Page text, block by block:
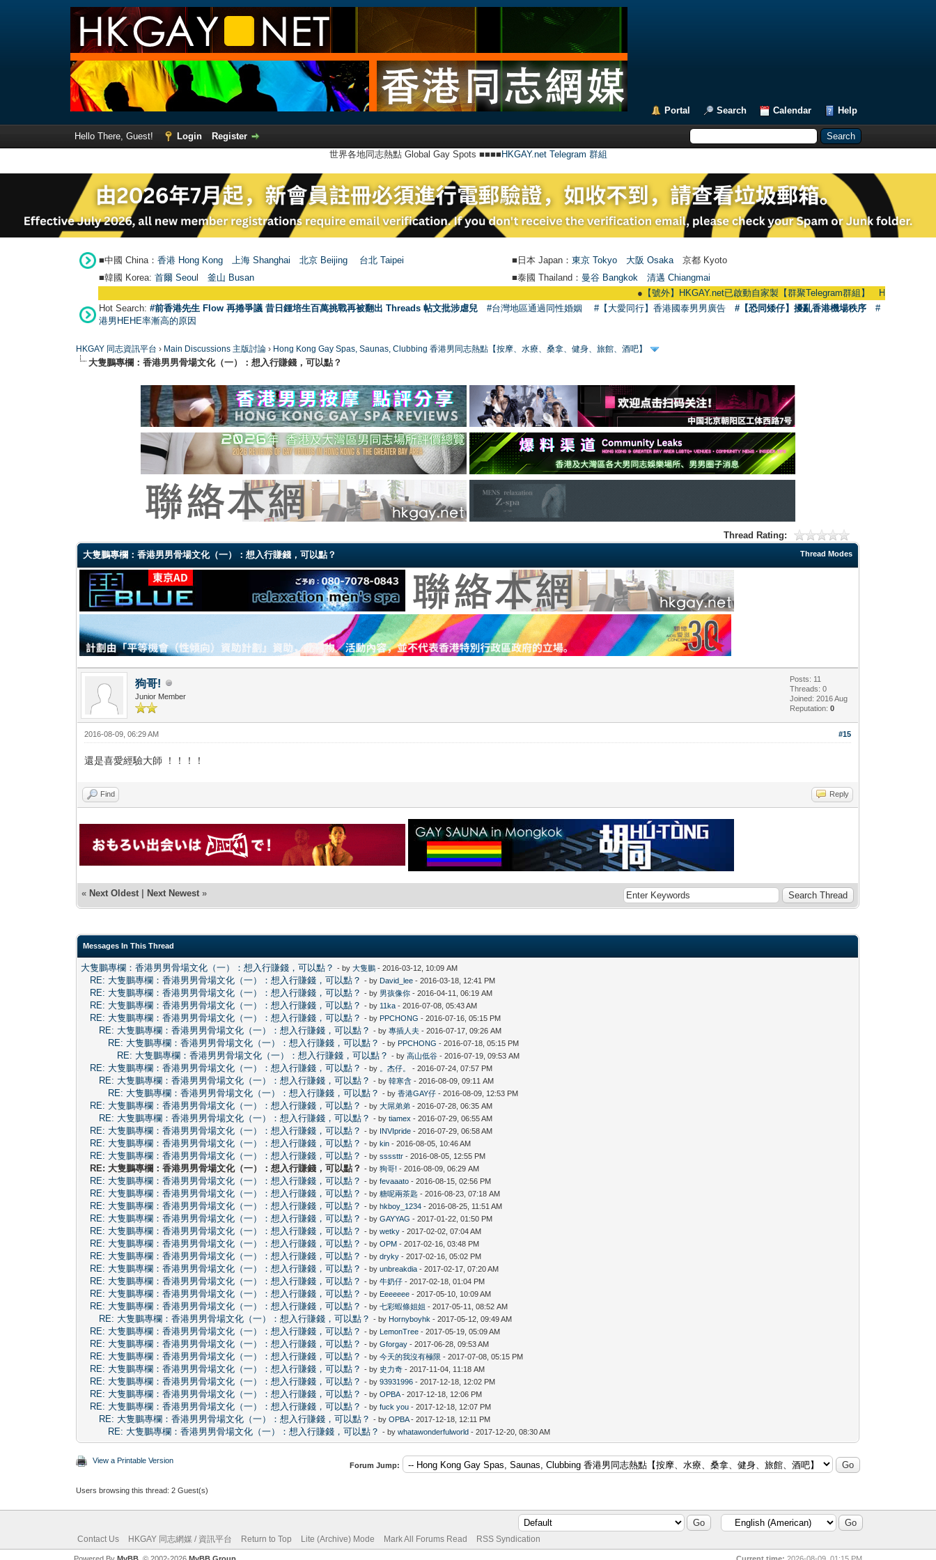
Portal Search Calendar Help
Hello There, Guest! Login
Register
世界各地同志熱點 Global Gay Spots ■■■■ HKGAY.net Telegram 群組
■中國 China： 香港 Hong Kong 上海 Shanghai 北京 Beijing 台北 Taipei ■日本 Japan： 東京 Tokyo 大阪 Osaka 京都 Kyoto
■韓國 Korea: 首爾 Seou 釜山 Busan ■泰國 Thailand： 曼谷 Bangkok
清邁 Chiangmai
【號外】HKGAY.net已啟動自家製【群聚Telegram群組】 HKGAY.net has
Hot Search: #前香港先生 Flow 再捲爭議 昔日鍾培生百萬挑戰再被翻出 Threads 帖文批涉虐兒 #台灣地區通過同性婚姻 #【大愛同行】香港國泰男男廣告 #【恐同矮仔】擾亂香港機場秩序
#
港男HEHE率漸高的原因
HKGAY 同志資訊平台 › Main Discussions 主版討論 › Hong Kong Gay Spas, Saunas, Clubbing 香港男同志熱點【按摩、水療、桑拿、健身、旅館、酒吧】
大隻鵬專欄：香港男男骨場文化（一）：想入行賺錢，可以點？
Thread Rating:
Thread Modes
大隻鵬專欄：香港男男骨場文化（一）：想入行賺錢，可以點？
狗哥!
Junior Member
Posts: 11
Threads: 0
Joined: 2016 Aug
Reputation:0
#15
2016-08-09, 06:29 AM
還是喜愛經驗大師 ！！！！
Find Reply
« Next Oldest | Next Newest »
Messages In This Thread
大隻鵬專欄：香港男男骨場文化（一）：想入行賺錢，可以點？ - by大隻鵬 - 2016-03-12, 10:09 AM
RE: 大隻鵬專欄：香港男男骨場文化（一）：想入行賺錢，可以點？ - by David_lee - 2016-03-18, 12:41 PM
RE: 大隻鵬專欄：香港男男骨場文化（一）：想入行賺錢，可以點？ - by 男孩像你 - 2016-04-11, 06:19 AM
RE: 大隻鵬專欄：香港男男骨場文化（一）：想入行賺錢，可以點？ - by 11ka - 2016-07-08, 05:43 AM
RE: 大隻鵬專欄：香港男男骨場文化（一）：想入行賺錢，可以點？ - by PPCHONG - 2016-07-16, 05:15 PM
RE: 大隻鵬專欄：香港男男骨場文化（一）：想入行賺錢，可以點？ - by專插人夫 - 2016-07-17, 09:26 AM
RE: 大隻鵬專欄：香港男男骨場文化（一）：想入行賺錢，可以點？ - by PPCHONG - 2016-07-18, 05:15 PM
RE: 大隻鵬專欄：香港男男骨場文化（一）：想入行賺錢，可以點？ - by高山低谷 - 2016-07-19, 09:53 AM
RE: 大隻鵬專欄：香港男男骨場文化（一）：想入行賺錢，可以點？ - by 。杰仔。 - 2016-07-24, 07:57 PM
RE: 大隻鵬專欄：香港男男骨場文化（一）：想入行賺錢，可以點？ - by韓寒含 - 2016-08-09, 09:11 AM
RE: 大隻鵬專欄：香港男男骨場文化（一）：想入行賺錢，可以點？ - by香港GAY仔 - 2016-08-09, 12:53 PM
RE: 大隻鵬專欄：香港男男骨場文化（一）：想入行賺錢，可以點？ - by大屌弟弟 - 2016-07-28, 06:35 AM
RE: 大隻鵬專欄：香港男男骨場文化（一）：想入行賺錢，可以點？ - bytiamex - 2016-07-29, 06:55 AM
RE: 大隻鵬專欄：香港男男骨場文化（一）：想入行賺錢，可以點？ - by INVIpride - 2016-07-29, 06:58 AM
RE: 大隻鵬專欄：香港男男骨場文化（一）：想入行賺錢，可以點？ - bykin - 2016-08-05, 10:46 AM
RE: 大隻鵬專欄：香港男男骨場文化（一）：想入行賺錢，可以點？ - byssssttr - 2016-08-05, 12:55 PM
RE: 大隻鵬專欄：香港男男骨場文化（一）：想入行賺錢，可以點？ - by狗哥! - 2016-08-09, 06:29 AM
RE: 大隻鵬專欄：香港男男骨場文化（一）：想入行賺錢，可以點？ - byfevaaato - 2016-08-15, 02:56 PM
RE: 大隻鵬專欄：香港男男骨場文化（一）：想入行賺錢，可以點？ - by糖呢兩茶匙 - 2016-08-23, 07:18 AM
RE: 大隻鵬專欄：香港男男骨場文化（一）：想入行賺錢，可以點？ - byhkboy_1234 - 2016-08-25, 11:51 AM
RE: 大隻鵬專欄：香港男男骨場文化（一）：想入行賺錢，可以點？ - byGAYYAG - 2017-01-22, 01:50 PM
RE: 大隻鵬專欄：香港男男骨場文化（一）：想入行賺錢，可以點？ - bywetky - 2017-02-02, 07:04 AM
RE: 大隻鵬專欄：香港男男骨場文化（一）：想入行賺錢，可以點？ - byOPM - 2017-02-16, 03:48 PM
RE: 大隻鵬專欄：香港男男骨場文化（一）：想入行賺錢，可以點？ - bydryky - 2017-02-16, 05:02 PM
RE: 大隻鵬專欄：香港男男骨場文化（一）：想入行賺錢，可以點？ - byunbreakdia - 2017-02-17, 07:20 AM
RE: 大隻鵬專欄：香港男男骨場文化（一）：想入行賺錢，可以點？ - by牛奶仔 - 2017-02-18, 01:04 PM
RE: 大隻鵬專欄：香港男男骨場文化（一）：想入行賺錢，可以點？ - by Eeeeeee - 2017-05-10, 10:09 AM
RE: 大隻鵬專欄：香港男男骨場文化（一）：想入行賺錢，可以點？ - by七彩蝦條姐姐 - 2017-05-11, 08:52 AM
RE: 大隻鵬專欄：香港男男骨場文化（一）：想入行賺錢，可以點？ - by Hornyboyhk - 2017-05-12, 09:49 AM
RE: 大隻鵬專欄：香港男男骨場文化（一）：想入行賺錢，可以點？ - by LemonTree - 2017-05-19, 05:09 AM
RE: 大隻鵬專欄：香港男男骨場文化（一）：想入行賺錢，可以點？ - byGforgay - 2017-06-28, 09:53 AM
RE: 大隻鵬專欄：香港男男骨場文化（一）：想入行賺錢，可以點？ - by今天的我沒有極限 - 2017-07-08, 05:15 PM
RE: 大隻鵬專欄：香港男男骨場文化（一）：想入行賺錢，可以點？ - by 史力奇 - 2017-11-04, 11:18 AM
RE: 大隻鵬專欄：香港男男骨場文化（一）：想入行賺錢，可以點？ - by93931996 - 2017-12-18, 12:02 PM
RE: 大隻鵬專欄：香港男男骨場文化（一）：想入行賺錢，可以點？ - byOPBA- 2017-12-18, 12:06 PM
RE: 大隻鵬專欄：香港男男骨場文化（一）：想入行賺錢，可以點？ - byfuck you - 2017-12-18, 12:07 PM
RE: 大隻鵬專欄：香港男男骨場文化（一）：想入行賺錢，可以點？ - byOPBA- 2017-12-18, 12:11 PM
RE: 大隻鵬專欄：香港男男骨場文化（一）：想入行賺錢，可以點？ - bywhatawonderfulworld - 2017-12-20, 08:30 AM
View a Printable Version
Forum Jump:
Users browsing this thread: 2 Guest(s)
Contact Us HKGAY 同志網媒 / 資訊平台 Return to Top Lite (Archive) Mode Mark All Forums Read RSS Syndication